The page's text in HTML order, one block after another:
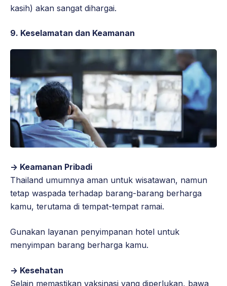
kasih) akan sangat dihargai.
9. Keselamatan dan Keamanan
-> Keamanan Pribadi
Thailand umumnya aman untuk wisatawan, namun
tetap waspada terhadap barang-barang berharga
kamu, terutama di tempat-tempat ramai.
Gunakan layanan penyimpanan hotel untuk
menyimpan barang berharga kamu.
-> Kesehatan
Selain memastikan vaksinasi yang diperlukan, bawa